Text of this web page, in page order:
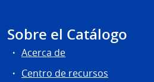
Sobre el Catálogo
Acerca de
Centro de recursos